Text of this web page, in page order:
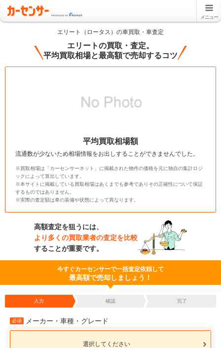
メニュー
エリート（ロータス）の車買取・車査定
エリートの買取・査定。
平均買取相場と最高額で売却するコツ
平均買取相場額
流通数が少ないため相場情報をお出しすることができませんでした。
※買取相場は「カーセンサーネット」に掲載された物件の価格を元に独自の集計ロジ
ックによって算出しています。
※本サイトに掲載している買取相場はあくまでも参考でありその正確性について保証
するものではありません。
※実際の査定額は車の装備や状態によって異なります。
高額査定を狙うには、
より多くの買取業者の査定を比較
することが重要です。
今すぐカーセンサーで一括査定依頼して
最高額で売却しましょう！
入力 確認 完了
必須 メーカー・車種・グレード
選択してください